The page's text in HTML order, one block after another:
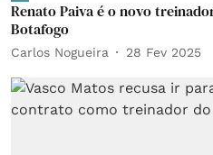
Renato Paiva é o novo
Botafogo
Carlos Nogueira 28 Fev 2025